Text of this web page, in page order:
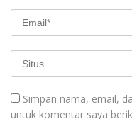
Simpan nama, email,
untuk komentar saya